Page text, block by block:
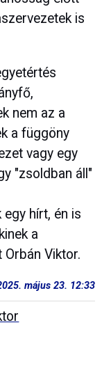
is
nem az a
a függöny
vagy egy
"zsoldban áll"
egy hírt, én is
a
Viktor.
május 23. 12:33